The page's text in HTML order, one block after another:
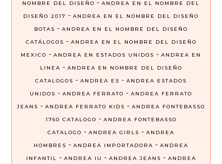
NOMBRE DEL DISEÑO - ANDREA EN EL NOMBRE DEL
DISEÑO 2017 - ANDREA EN EL NOMBRE DEL DISEÑO
BOTAS - ANDREA EN EL NOMBRE DEL DISEÑO
CATÁLOGOS - ANDREA EN EL NOMBRE DEL DISEÑO
MEXICO - ANDREA EN ESTADOS UNIDOS - ANDREA EN
LINEA - ANDREA EN NOMBRE DEL DISEÑO
CATALOGOS - ANDREA ES - ANDREA ESTADOS
UNIDOS - ANDREA FERRATO - ANDREA FERRATO
JEANS - ANDREA FERRATO KIDS - ANDREA FONTEBASSO
1760 CATALOGO - ANDREA FONTEBASSO
CATALOGO - ANDREA GIRLS - ANDREA
HOMBRES - ANDREA IMPORTADORA - ANDREA
INFANTIL
- ANDREA IU - ANDREA JEANS - ANDREA